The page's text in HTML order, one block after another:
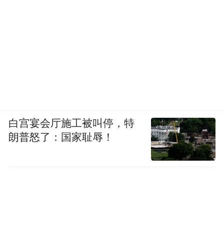
白宫宴会厅施工被叫停，特
朗普怒了：国家耻辱！